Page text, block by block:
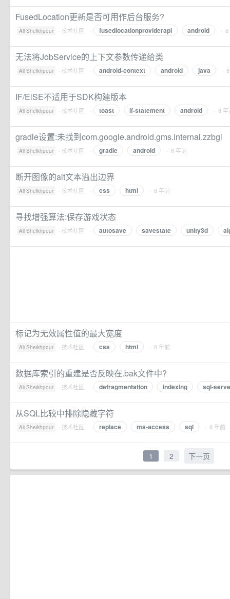
FusedLocation更新是否可用作后台服务?
Ali Sheikhpour · 技术社区 · fusedlocationproviderapi android ·
无法将JobService的上下文参数传递给类
Ali Sheikhpour · 技术社区 · android-context android java ·
IF/ElSE不适用于SDK构建版本
Ali Sheikhpour · 技术社区 · toast if-statement android · 8 年
gradle设置:未找到com.google.android.gms.internal.zzbgl
Ali Sheikhpour · 技术社区 · gradle android · 8 年前
断开图像的alt文本溢出边界
Ali Sheikhpour · 技术社区 · css html · 8 年前
寻找增强算法:保存游戏状态
Ali Sheikhpour · 技术社区 · autosave savestate unity3d
标记为无效属性值的最大宽度
Ali Sheikhpour · 技术社区 · css html · 8 年前
数据库索引的重建是否反映在.bak文件中?
Ali Sheikhpour · 技术社区 · defragmentation indexing sql-
从SQL比较中排除隐藏字符
Ali Sheikhpour · 技术社区 · replace ms-access sql · 8 年前
1 2 下一页